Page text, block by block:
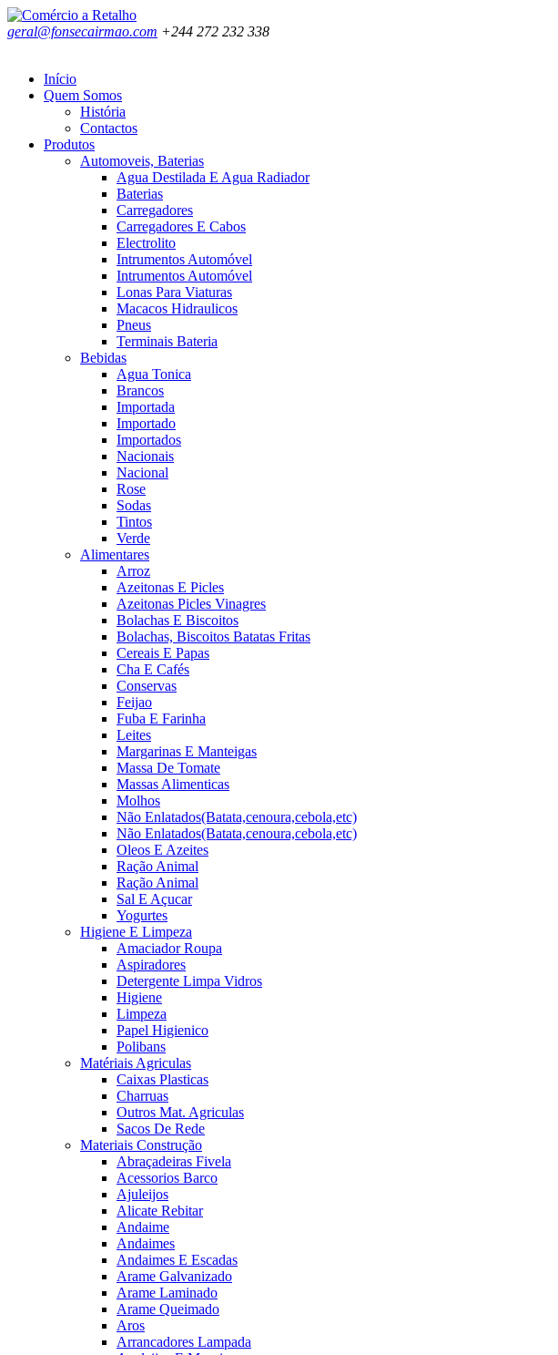
geral@fonsecairmao.com +244 272 232 338
Início
Quem Somos
História
Contactos
Produtos
Automoveis, Baterias
Agua Destilada E Agua Radiador
Baterias
Carregadores
Carregadores E Cabos
Electrolito
Intrumentos Automóvel
Intrumentos Automóvel
Lonas Para Viaturas
Macacos Hidraulicos
Pneus
Terminais Bateria
Bebidas
Agua Tonica
Brancos
Importada
Importado
Importados
Nacionais
Nacional
Rose
Sodas
Tintos
Verde
Alimentares
Arroz
Azeitonas E Picles
Azeitonas Picles Vinagres
Bolachas E Biscoitos
Bolachas, Biscoitos Batatas Fritas
Cereais E Papas
Cha E Cafés
Conservas
Feijao
Fuba E Farinha
Leites
Margarinas E Manteigas
Massa De Tomate
Massas Alimenticas
Molhos
Não Enlatados(Batata,cenoura,cebola,etc)
Não Enlatados(Batata,cenoura,cebola,etc)
Oleos E Azeites
Ração Animal
Ração Animal
Sal E Açucar
Yogurtes
Higiene E Limpeza
Amaciador Roupa
Aspiradores
Detergente Limpa Vidros
Higiene
Limpeza
Papel Higienico
Polibans
Matériais Agriculas
Caixas Plasticas
Charruas
Outros Mat. Agriculas
Sacos De Rede
Materiais Construção
Abraçadeiras Fivela
Acessorios Barco
Ajuleijos
Alicate Rebitar
Andaime
Andaimes
Andaimes E Escadas
Arame Galvanizado
Arame Laminado
Arame Queimado
Aros
Arrancadores Lampada